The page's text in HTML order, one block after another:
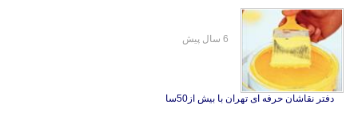
دفتر نقاشان حرفه ای تهران با بیش از50سا
6 سال پیش